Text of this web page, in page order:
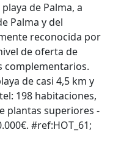
de Palma, a
Palma y del
reconocida por
de oferta de
complementarios.
de casi 4,5 km y
198 habitaciones,
plantas superiores -
#ref:HOT_61;